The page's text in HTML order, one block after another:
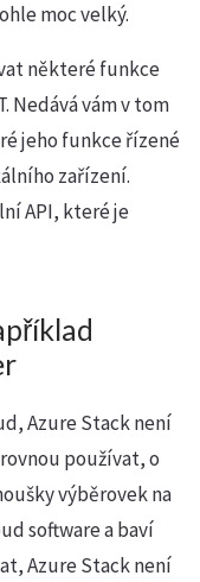
moc velký.
některé funkce
Nedává vám v tom
jeho funkce řízené
zařízení.
API, které je
Azure Stack není
používat, o
výběrovek na
software a baví
Azure Stack není